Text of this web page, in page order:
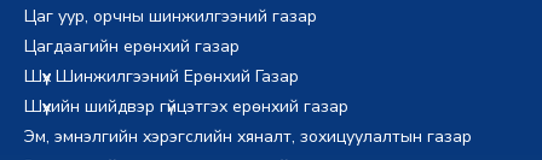
Цаг уур, орчны шинжилгээний газар
Цагдаагийн ерөнхий газар
Шүүх Шинжилгээний Ерөнхий Газар
Шүүхийн шийдвэр гүйцэтгэх ерөнхий газар
Эм, эмнэлгийн хэрэгслийн хяналт, зохицуулалтын газар